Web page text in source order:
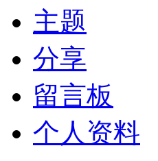
主题
分享
留言板
个人资料